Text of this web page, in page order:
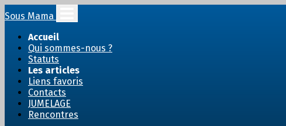
Sous Mama
Accueil
Qui sommes-nous ?
Statuts
Les articles
Liens favoris
Contacts
JUMELAGE
Rencontres